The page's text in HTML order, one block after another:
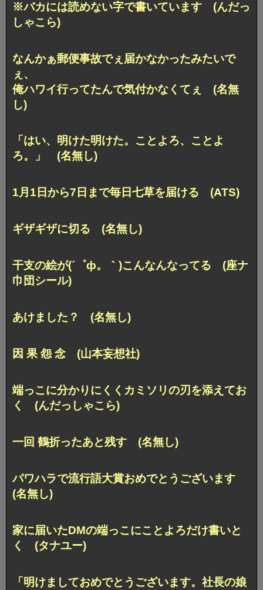
※バカには読めない字で書いています (んだっ
しゃこら)
なんかぁ郵便事故でぇ届かなかったみたいで
ぇ、
俺ハワイ行ってたんで気付かなくてぇ (名無
し)
「はい、明けた明けた。ことよろ、ことよ
ろ。」 (名無し)
1月1日から7日まで毎日七草を届ける (ATS)
ギザギザに切る (名無し)
干支の絵が(´゜ф。｀)こんなんなってる (座ナ
巾団シール)
あけました？ (名無し)
因 果 怨 念 (山本妄想社)
端っこに分かりにくくカミソリの刃を添えてお
く (んだっしゃこら)
一回 鶴折ったあと残す (名無し)
パワハラで流行語大賞おめでとうございます
(名無し)
家に届いたDMの端っこにことよろだけ書いと
く (タナユー)
「明けましておめでとうございます。社長の娘